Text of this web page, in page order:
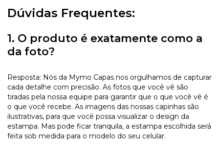
Dúvidas Frequentes:
1. O produto é exatamente como a
da foto?
Resposta: Nós da Mymo Capas nos orgulhamos de capturar
cada detalhe com precisão. As fotos que você vê são
tiradas pela nossa equipe para garantir que o que você vê é
o que você recebe. As imagens das nossas capinhas são
ilustrativas, para que você possa visualizar o design da
estampa. Mas pode ficar tranquila, a estampa escolhida será
feita sob medida para o modelo do seu celular.